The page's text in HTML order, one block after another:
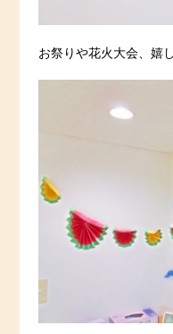
お祭りや花火大会、嬉